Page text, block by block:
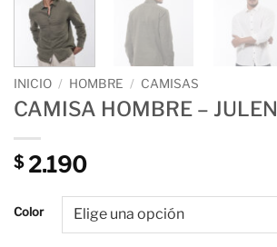
INICIO / HOMBRE / CAMISAS
CAMISA HOMBRE – JULEN
$2.190
Color